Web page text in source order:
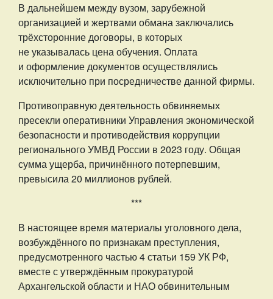
В дальнейшем между вузом, зарубежной
организацией и жертвами обмана заключались
трёхсторонние договоры, в которых
не указывалась цена обучения. Оплата
и оформление документов осуществлялись
исключительно при посредничестве данной фирмы.
Противоправную деятельность обвиняемых
пресекли оперативники Управления экономической
безопасности и противодействия коррупции
регионального УМВД России в 2023 году. Общая
сумма ущерба, причинённого потерпевшим,
превысила 20 миллионов рублей.
***
В настоящее время материалы уголовного дела,
возбуждённого по признакам преступления,
предусмотренного частью 4 статьи 159 УК РФ,
вместе с утверждённым прокуратурой
Архангельской области и НАО обвинительным